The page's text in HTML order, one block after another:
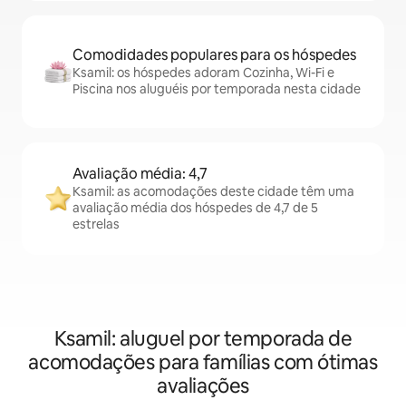
Comodidades populares para os hóspedes
Ksamil: os hóspedes adoram Cozinha, Wi-Fi e
Piscina nos aluguéis por temporada nesta cidade
Avaliação média: 4,7
Ksamil: as acomodações deste cidade têm uma
avaliação média dos hóspedes de 4,7 de 5
estrelas
Ksamil: aluguel por temporada de
acomodações para famílias com ótimas
avaliações